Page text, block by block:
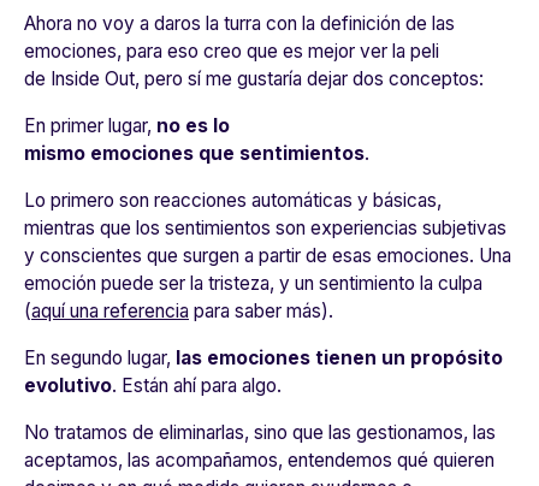
Ahora no voy a daros la turra con la definición de las
emociones, para eso creo que es mejor ver la peli
de Inside Out, pero sí me gustaría dejar dos conceptos:
En primer lugar, no es lo
mismo emociones que sentimientos.
Lo primero son reacciones automáticas y básicas,
mientras que los sentimientos son experiencias subjetivas
y conscientes que surgen a partir de esas emociones. Una
emoción puede ser la tristeza, y un sentimiento la culpa
(aquí una referencia para saber más).
En segundo lugar, las emociones tienen un propósito
evolutivo. Están ahí para algo.
No tratamos de eliminarlas, sino que las gestionamos, las
aceptamos, las acompañamos, entendemos qué quieren